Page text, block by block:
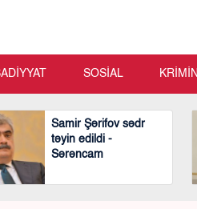
SOSİAL
Samir Şərifov sədr
təyin edildi -
Sərəncam